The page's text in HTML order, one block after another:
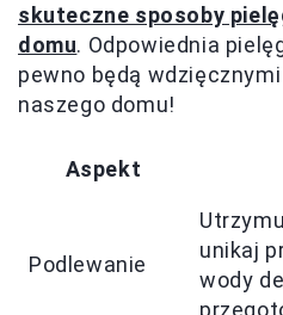
skuteczne sposoby
domu. Odpowiednia
pewno będą
naszego domu!
Aspekt
Podlewanie
unikaj
wody